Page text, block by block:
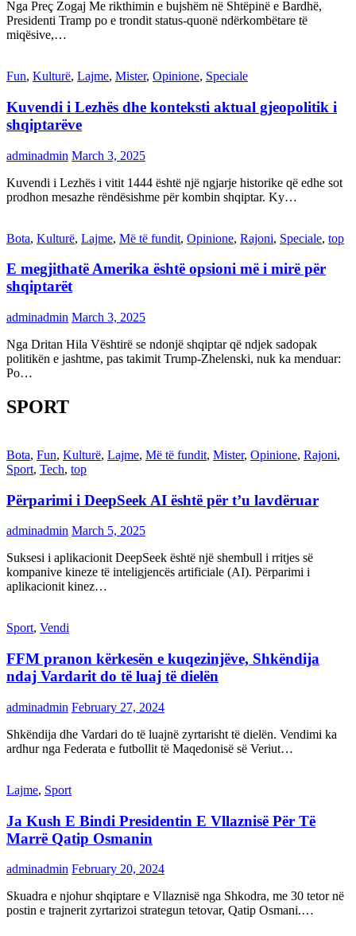
Nga Preç Zogaj Me rikthimin e bujshëm në Shtëpinë e Bardhë,
Presidenti Tramp po e trondit status-quonë ndërkombëtare të
miqësive,…
Fun, Kulturë, Lajme, Mister, Opinione, Speciale
Kuvendi i Lezhës dhe konteksti aktual gjeopolitik i
shqiptarëve
adminadmin March 3, 2025
Kuvendi i Lezhës i vitit 1444 është një ngjarje historike që edhe sot
prodhon mesazhe rëndësishme për kombin shqiptar. Ky…
Bota, Kulturë, Lajme, Më të fundit, Opinione, Rajoni, Speciale, top
E megjithatë Amerika është opsioni më i mirë për
shqiptarët
adminadmin March 3, 2025
Nga Dritan Hila Vështirë se ndonjë shqiptar që ndjek sadopak
politikën e jashtme, pas takimit Trump-Zhelenski, nuk ka menduar:
Po…
SPORT
Bota, Fun, Kulturë, Lajme, Më të fundit, Mister, Opinione, Rajoni,
Sport, Tech, top
Përparimi i DeepSeek AI është për t’u lavdëruar
adminadmin March 5, 2025
Suksesi i aplikacionit DeepSeek është një shembull i rritjes së
kompanive kineze të inteligjencës artificiale (AI). Përparimi i
aplikacionit kinez…
Sport, Vendi
FFM pranon kërkesën e kuqezinjëve, Shkëndija
ndaj Vardarit do të luaj të dielën
adminadmin February 27, 2024
Shkëndija dhe Vardari do të luajnë zyrtarisht të dielën. Vendimi ka
ardhur nga Federata e futbollit të Maqedonisë së Veriut…
Lajme, Sport
Ja Kush E Bindi Presidentin E Vllaznisë Për Të
Marrë Qatip Osmanin
adminadmin February 20, 2024
Skuadra e njohur shqiptare e Vllaznisë nga Shkodra, me 30 tetor në
postin e trajnerit zyrtarizoi strategun tetovar, Qatip Osmani.…